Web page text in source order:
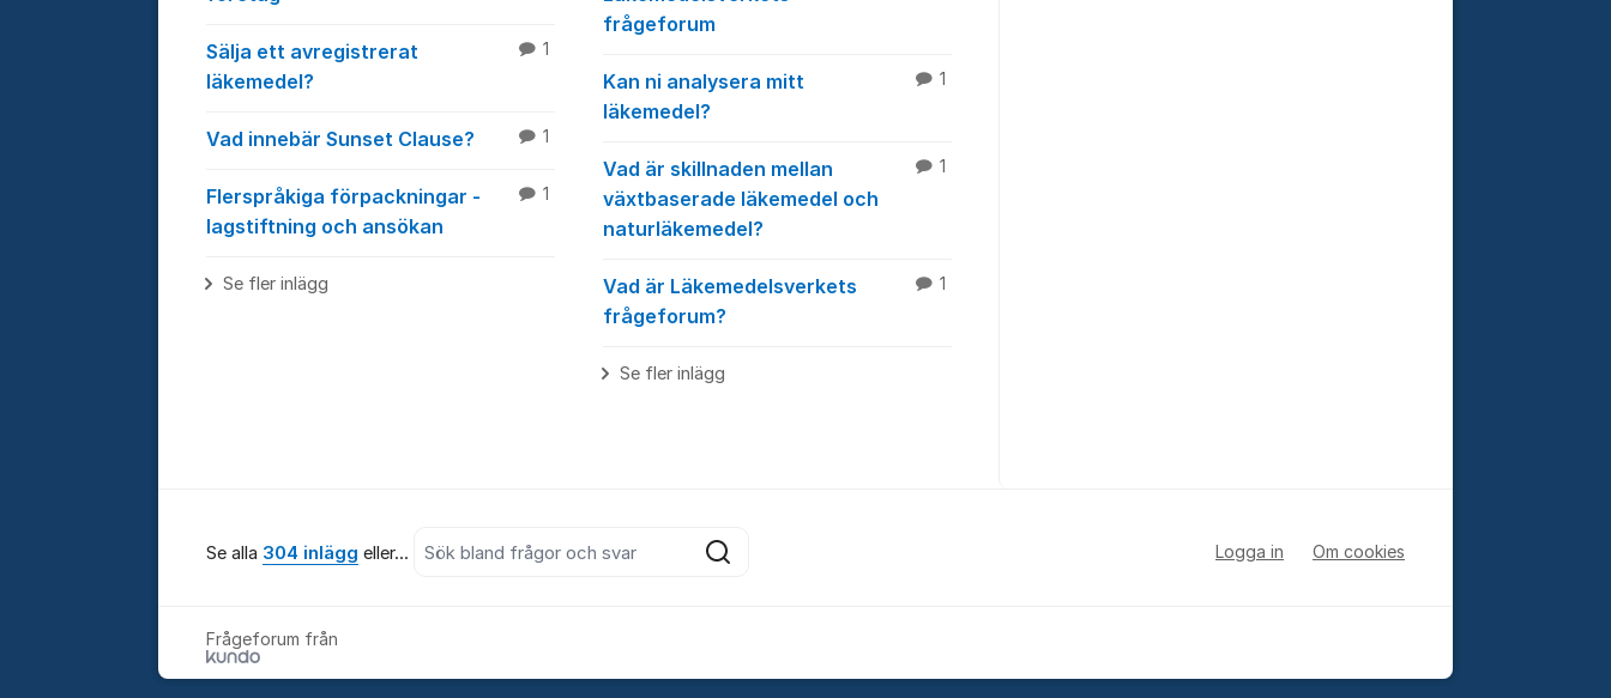
Sälja ett avregistrerat
läkemedel?
1
Vad innebär Sunset Clause? 1
Flerspråkiga förpackningar -
lagstiftning och ansökan
1
Se fler inlägg
frågeforum
Kan ni analysera mitt
läkemedel?
1
Vad är skillnaden mellan
växtbaserade läkemedel och
naturläkemedel?
1
Vad är Läkemedelsverkets
frågeforum?
1
Se fler inlägg
Se alla 304 inlägg eller...
Sök bland alla inlägg Sök Logga in Om cookies
Frågeforum från